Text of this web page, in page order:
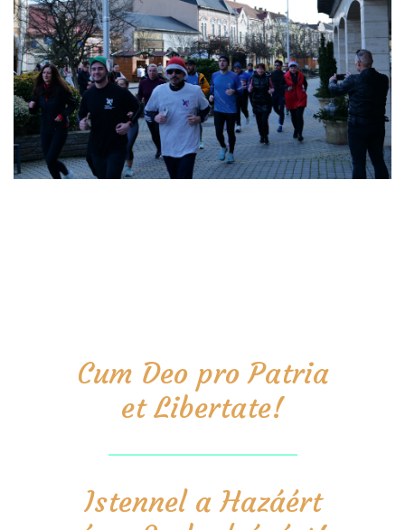
Cum Deo pro Patria
et Libertate!
Istennel a Hazáért